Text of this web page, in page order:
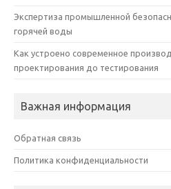
Экспертиза промышленной
горячей воды
Как устроено современное
проектирования до тестирования
Важная информация
Обратная связь
Политика конфиденциальности